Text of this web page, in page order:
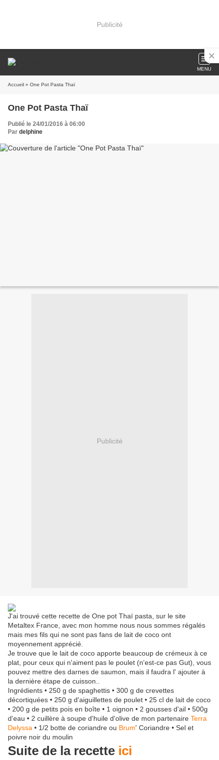
Publicité
MENU
Accueil » One Pot Pasta Thaï
One Pot Pasta Thaï
Publié le 24/01/2016 à 06:00
Par delphine
Publicité
J'ai trouvé cette recette de One pot Thaï pasta, sur le site
Metaltex France, avec mon homme nous nous sommes régalés
mais mes fils qui ne sont pas fans de lait de coco ont
moyennement apprécié.
Je trouve que le lait de coco apporte beaucoup de crémeux à ce
plat, pour ceux qui n'aiment pas le poulet (n'est-ce pas Gut), vous
pouvez mettre des darnes de saumon, mais il faudra l' ajouter à
la dernière étape de cuisson..
Ingrédients • 250 g de spaghettis • 300 g de crevettes
décortiquées • 250 g d'aiguillettes de poulet • 25 cl de lait de coco
• 200 g de petits pois en boîte • 1 oignon • 2 gousses d'ail • 500g
d'eau • 2 cuillère à soupe d'huile d'olive de mon partenaire Terra
Delyssa • 1/2 botte de coriandre ou Brum' Coriandre • Sel et
poivre noir du moulin
Suite de la recette ici